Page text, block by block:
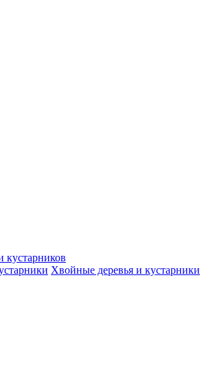
кустарников
Хвойные деревья и кустарники